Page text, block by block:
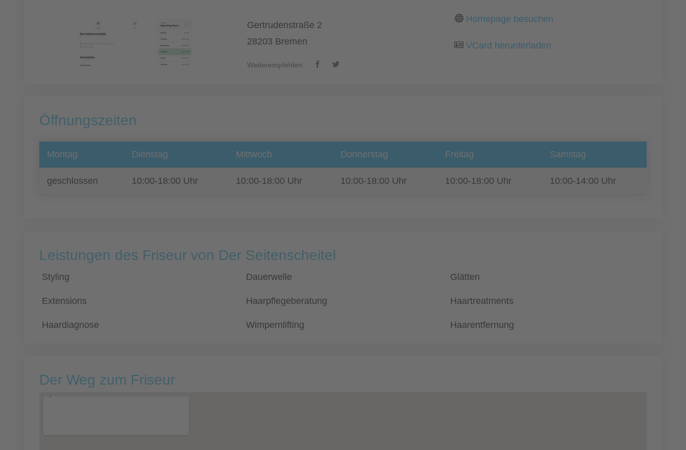
Gertrudenstraße 2
28203 Bremen
Weiterempfehlen:
Homepage besuchen
VCard herunterladen
Öffnungszeiten
Montag Dienstag Mittwoch Donnerstag Freitag Samstag
geschlossen 10:00-18:00 Uhr 10:00-18:00 Uhr 10:00-18:00 Uhr 10:00-18:00 Uhr 10:00-14:00 Uhr
Leistungen des Friseur von Der Seitenscheitel
Styling Dauerwelle Glätten
Extensions Haarpflegeberatung Haartreatments
Haardiagnose Wimpernlifting Haarentfernung
Der Weg zum Friseur